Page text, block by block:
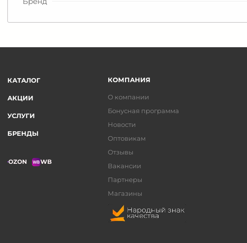
КАТАЛОГ
АКЦИИ
УСЛУГИ
БРЕНДЫ
OZON WB
КОМПАНИЯ
О компании
Бонусная программа
Новости
Оптовикам
Отзывы
Вакансии
Партнеры
Магазины